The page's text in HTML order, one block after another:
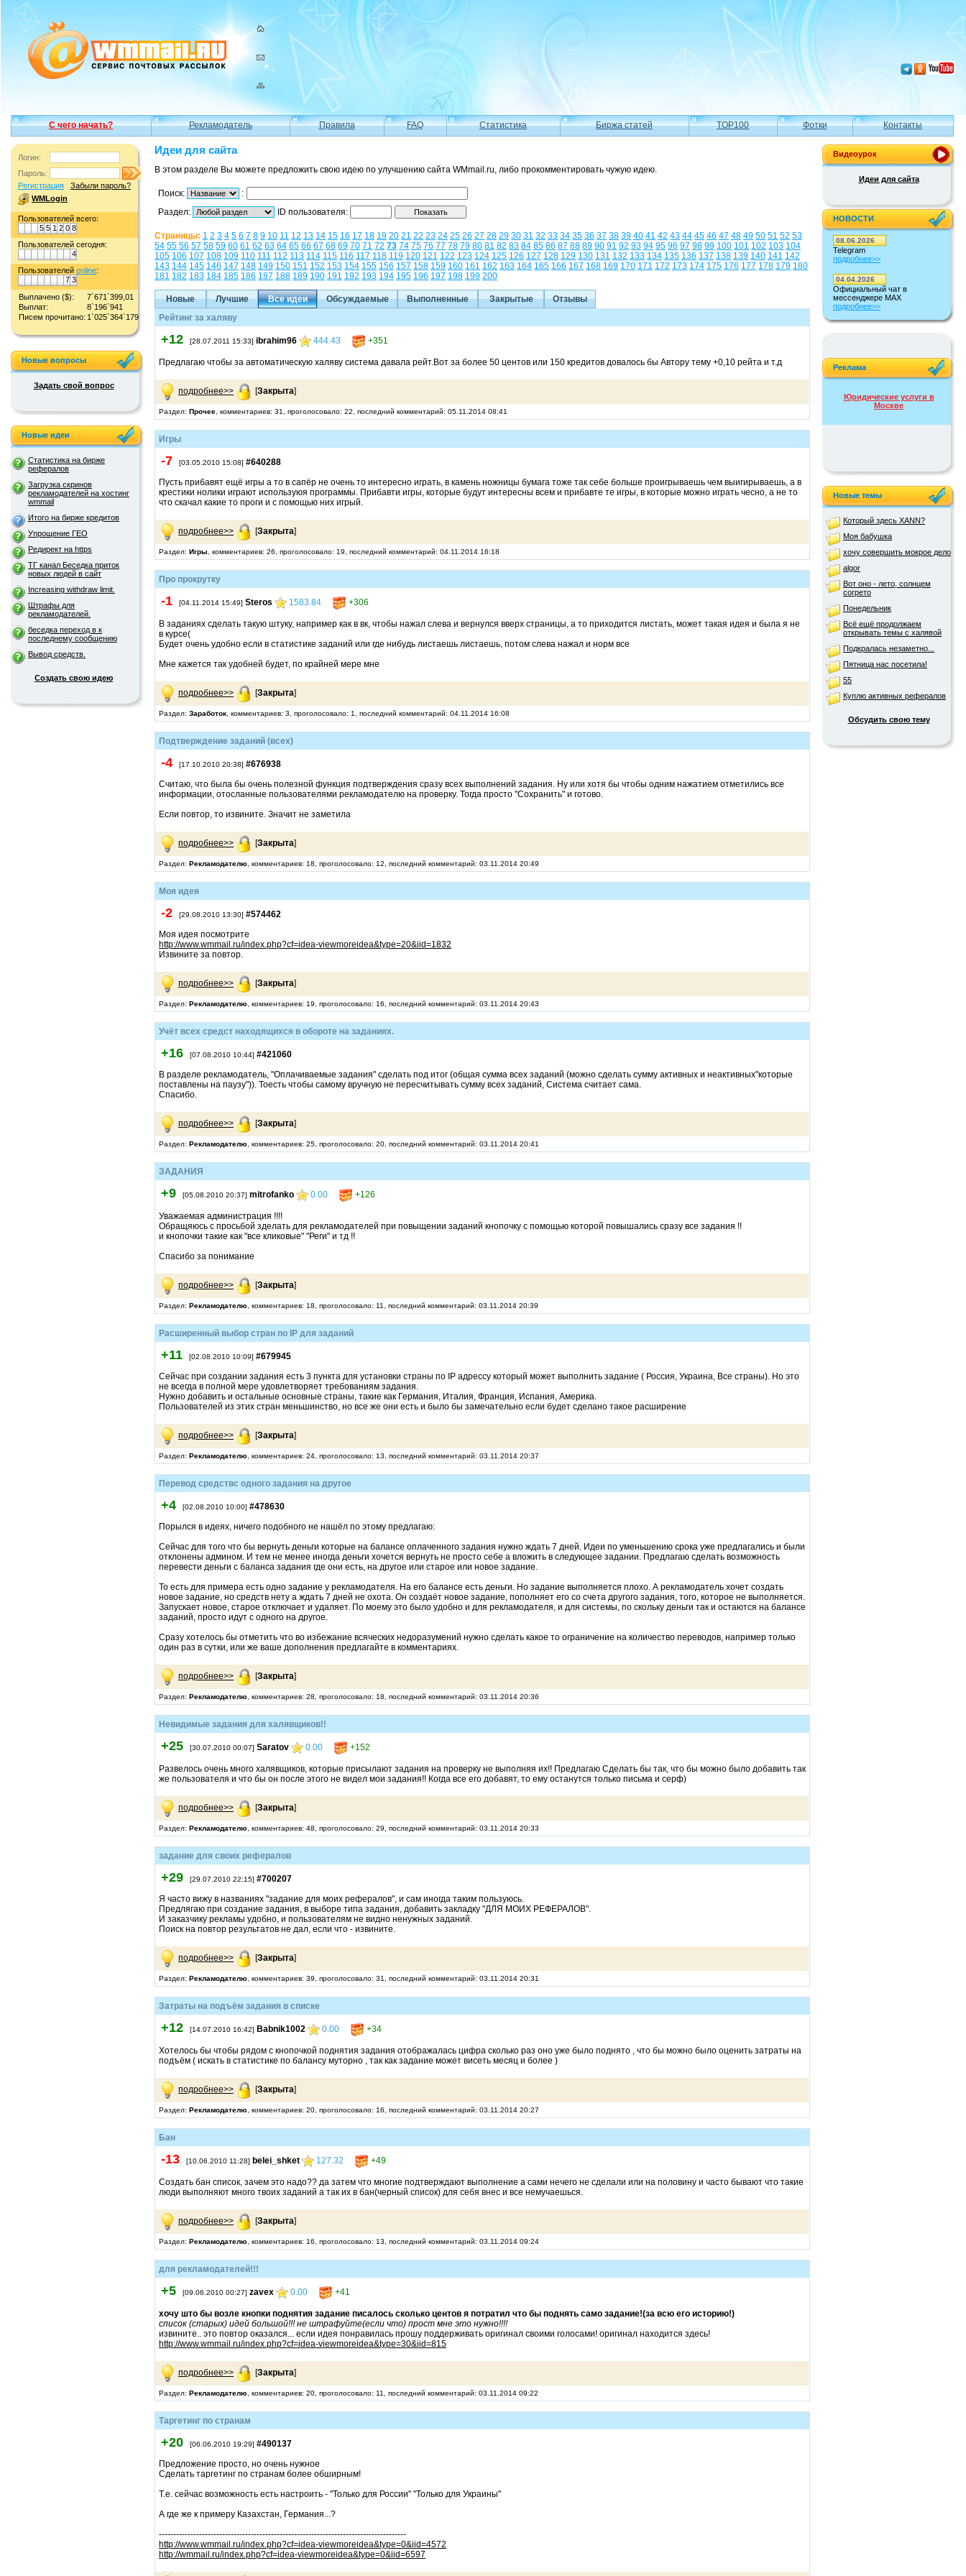
С чего начать? Рекламодатель Правила FAQ Статистика Биржа статей TOP100 Фотки Контакты
Логин:
Пароль:
Регистрация
Забыли пароль?
WMLogin
Пользователей всего:
5 5 1 2 0 8
Пользователей сегодня:
4
Пользователей online:
7 3
Выплачено ($):
7`671`399,01
Выплат:
8`196`941
Писем прочитано: 1`025`364`179
Новые вопросы
Задать свой вопрос
Новые идеи
Статистика на бирже
рефералов
Загрузка скринов
рекламодателей на хостинг
wmmail
Итого на бирже кредитов
Упрощение ГЕО
Редирект на https
ТГ канал Беседка приток
новых людей в сайт
Increasing withdraw limit.
Штрафы для
рекламодателей.
беседка переход в к
последнему сообщению
Вывод средств.
Создать свою идею
Идеи для сайта
В этом разделе Вы можете предложить свою идею по улучшению сайта WMmail.ru, либо прокомментировать чужую идею.
Поиск:
:
Раздел:
ID пользователя:
Страницы: 1 2 3 4 5 6 7 8 9 10 11 12 13 14 15 16 17 18 19 20 21 22 23 24 25 26 27 28 29 30 31 32 33 34 35 36 37 38 39 40 41 42 43 44 45 46 47 48 49 50 51 52 53
54 55 56 57 58 59 60 61 62 63 64 65 66 67 68 69 70 71 72 73 74 75 76 77 78 79 80 81 82 83 84 85 86 87 88 89 90 91 92 93 94 95 96 97 98 99 100 101 102 103 104
105 106 107 108 109 110 111 112 113 114 115 116 117 118 119 120 121 122 123 124 125 126 127 128 129 130 131 132 133 134 135 136 137 138 139 140 141 142
143 144 145 146 147 148 149 150 151 152 153 154 155 156 157 158 159 160 161 162 163 164 165 166 167 168 169 170 171 172 173 174 175 176 177 178 179 180
181 182 183 184 185 186 187 188 189 190 191 192 193 194 195 196 197 198 199 200
Новые Лучшие Все идеи Обсуждаемые Выполненные Закрытые
Отзывы
Рейтинг за халяву
+12 [28.07.2011 15:33] ibrahim96 444.43 +351
Предлагаю чтобы за автоматическую халяву система давала рейт.Вот за более 50 центов или 150 кредитов довалось бы Автору тему +0,10 рейта и т.д
подробнее>> [Закрыта]
Раздел: Прочее , комментариев: 31, проголосовало: 22, последний комментарий: 05.11.2014 08:41
Игры
-7 [03.05.2010 15:08] #640288
Пусть прибавят ещё игры а то в сапёр не очень то интересно играть, в камень ножницы бумага тоже так себе больше проигрываешь чем выигирываешь, а в
крестики нолики играют используюя программы. Прибавти игры, которые будут интересны всем и прибавте те игры, в которые можно играть чесно, а не то
что скачал какие то проги и с помощью них игрый.
подробнее>> [Закрыта]
Раздел: Игры , комментариев: 26, проголосовало: 19, последний комментарий: 04.11.2014 16:18
Про прокрутку
-1 [04.11.2014 15:49] Steros 1583.84 +306
В заданиях сделать такую штуку, например как в вк, чтобы нажал слева и вернулся вверх страницы, а то приходится листать, может такая идея и была я не
в курсе(
Будет очень удобно если в статистике заданий или где нибудь листаешь листаешь, потом слева нажал и норм все
Мне кажется так удобней будет, по крайней мере мне
подробнее>> [Закрыта]
Раздел: Заработок , комментариев: 3, проголосовало: 1, последний комментарий: 04.11.2014 16:08
Подтверждение заданий (всех)
-4 [17.10.2010 20:38] #676938
Считаю, что была бы очень полезной функция подтверждения сразу всех выполнений задания. Ну или хотя бы чтобы одним нажатием отметились все
информации, отосланные пользователями рекламодателю на проверку. Тогда просто "Сохранить" и готово.
Если повтор, то извините. Значит не заметила
подробнее>> [Закрыта]
Раздел: Рекламодателю , комментариев: 18, проголосовало: 12, последний комментарий: 03.11.2014 20:49
Моя идея
-2 [29.08.2010 13:30] #574462
Моя идея посмотрите
http://www.wmmail.ru/index.php?cf=idea-viewmoreidea&type=20&iid=1832
Извините за повтор.
подробнее>> [Закрыта]
Раздел: Рекламодателю , комментариев: 19, проголосовало: 16, последний комментарий: 03.11.2014 20:43
Учёт всех средст находящихся в обороте на заданиях.
+16 [07.08.2010 10:44] #421060
В разделе рекламодатель, "Оплачиваемые задания" сделать под итог (общая сумма всех заданий (можно сделать сумму активных и неактивных"которые
поставлены на паузу")). Тоесть чтобы самому вручную не пересчитывать сумму всех заданий, Система считает сама.
Спасибо.
подробнее>> [Закрыта]
Раздел: Рекламодателю , комментариев: 25, проголосовало: 20, последний комментарий: 03.11.2014 20:41
ЗАДАНИЯ
+9 [05.08.2010 20:37] mitrofanko 0.00 +126
Уважаемая администрация !!!!
Обращяюсь с просьбой зделать для рекламодателей при повыщении заданий кнопочку с помощью которой повышались сразу все задания !!
и кнопочки такие как "все кликовые" "Реги" и тд !!
Спасибо за понимание
подробнее>> [Закрыта]
Раздел: Рекламодателю , комментариев: 18, проголосовало: 11, последний комментарий: 03.11.2014 20:39
Расширенный выбор стран по IP для заданий
+11 [02.08.2010 10:09] #679945
Сейчас при создании задания есть 3 пункта для установки страны по IP адрессу который может выполнить задание ( Россия, Украина, Все страны). Но это
не всегда в полной мере удовлетворяет требованиям задания.
Нужно добавить и остальные основные страны, такие как Германия, Италия, Франция, Испания, Америка.
Пользователей из этих стран меньшинство, но все же они есть и было бы замечательно если будет сделано такое расширение
подробнее>> [Закрыта]
Раздел: Рекламодателю , комментариев: 24, проголосовало: 13, последний комментарий: 03.11.2014 20:37
Перевод средствс одного задания на другое
+4 [02.08.2010 10:00] #478630
Порылся в идеях, ничего подобного не нашёл по этому предлагаю:
Сейчас для того что бы вернуть деньги которые на балансе оплаченного задания нужно ждать 7 дней. Идеи по уменьшению срока уже предлагались и были
отклонены админом. И тем не менее иногда деньги хочется вернуть не просто себе а вложить в следующее задании. Предлагаю сделать возможность
перевести деньги с баланса задания где они есть, на другое или старое или новое задание.
То есть для примера есть одно задание у рекламодателя. На его балансе есть деньги. Но задание выполняется плохо. А рекламодатель хочет создать
новое задание, но средств нету а ждать 7 дней не охота. Он создаёт новое задание, пополняет его со счета другого задания, того, которое не выполняется.
Запускает новое, старое отключает и удаляет. По моему это было удобно и для рекламодателя, и для системы, по скольку деньги так и остаются на балансе
заданий, просто идут с одного на другое.
Сразу хотелось бы отметить что во избежание всяческих недоразумений нужно сделать какое то ограничение на количество переводов, например только
один раз в сутки, или же ваше дополнения предлагайте в комментариях.
подробнее>> [Закрыта]
Раздел: Рекламодателю , комментариев: 28, проголосовало: 18, последний комментарий: 03.11.2014 20:36
Невидимые задания для халявщиков!!
+25 [30.07.2010 00:07] Saratov 0.00 +152
Развелось очень много халявщиков, которые присылают задания на проверку не выполняя их!! Предлагаю Сделать бы так, что бы можно было добавить так
же пользователя и что бы он после этого не видел мои задания!! Когда все его добавят, то ему останутся только письма и серф)
подробнее>> [Закрыта]
Раздел: Рекламодателю , комментариев: 48, проголосовало: 29, последний комментарий: 03.11.2014 20:33
задание для своих рефералов
+29 [29.07.2010 22:15] #700207
Я часто вижу в названиях "задание для моих рефералов", и сам иногда таким пользуюсь.
Предлягаю при создание задания, в выборе типа задания, добавить закладку "ДЛЯ МОИХ РЕФЕРАЛОВ".
И заказчику рекламы удобно, и пользователям не видно ненужных заданий.
Поиск на повтор результатов не дал, если что - извините.
подробнее>> [Закрыта]
Раздел: Рекламодателю , комментариев: 39, проголосовало: 31, последний комментарий: 03.11.2014 20:31
Затраты на подъём задания в списке
+12 [14.07.2010 16:42] Babnik1002 0.00 +34
Хотелось бы чтобы рядом с кнопочкой поднятия задания отображалась цифра сколько раз оно уже было поднято , что бы можно было оценить затраты на
подъём ( искать в статистике по балансу муторно , так как задание может висеть месяц и более )
подробнее>> [Закрыта]
Раздел: Рекламодателю , комментариев: 20, проголосовало: 16, последний комментарий: 03.11.2014 20:27
Бан
-13 [10.06.2010 11:28] belei_shket 127.32 +49
Создать бан список, зачем это надо?? да затем что многие подтверждают выполнение а сами нечего не сделали или на половину и часто бывают что такие
люди выполняют много твоих заданий а так их в бан(черный список) для себя внес и все немучаешься.
подробнее>> [Закрыта]
Раздел: Рекламодателю , комментариев: 16, проголосовало: 13, последний комментарий: 03.11.2014 09:24
для рекламодателей!!!
+5 [09.06.2010 00:27] zavex 0.00 +41
хочу што бы возле кнопки поднятия задание писалось сколько центов я потратил что бы поднять само задание!(за всю его историю!)
список (старых) идей большой!!! не штрафуйте(если что) прост мне это нужно!!!!
извините.. это повтор оказался... если идея понравилась прошу поддерживать оригинал своими голосами! оригинал находится здесь!
http://www.wmmail.ru/index.php?cf=idea-viewmoreidea&type=30&iid=815
подробнее>> [Закрыта]
Раздел: Рекламодателю , комментариев: 20, проголосовало: 11, последний комментарий: 03.11.2014 09:22
Таргетинг по странам
+20 [06.06.2010 19:29] #490137
Предложение просто, но очень нужное
Сделать таргетинг по странам более обширным!
Т.е. сейчас возможность есть настроить - "Только для России" "Только для Украины"
А где же к примеру Казахстан, Германия...?
--------------------------------------------------------------------------------------
http://www.wmmail.ru/index.php?cf=idea-viewmoreidea&type=0&iid=4572
http://wmmail.ru/index.php?cf=idea-viewmoreidea&type=0&iid=6597
Видеоурок
Идеи для сайта
НОВОСТИ
08.06.2026
Telegram
подробнее>>
04.04.2026
Официальный чат в
мессенджере MAX
подробнее>>
Реклама
Юридические услуги в
Москве
Новые темы
Который здесь XANN?
Моя бабушка
хочу совершить мокрое дело
algor
Вот оно - лето, солнцем
согрето
Понедельник
Всё ещё продолжаем
открывать темы с халявой
Подкралась незаметно...
Пятница нас посетила!
55
Куплю активных рефералов
Обсудить свою тему